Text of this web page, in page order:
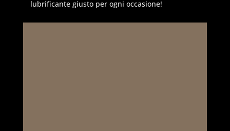
lubrificante giusto per ogni occasione!